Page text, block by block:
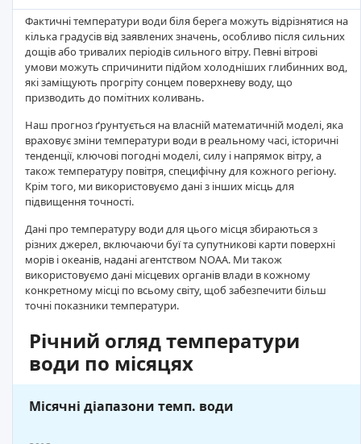
Фактичні температури води біля берега можуть відрізнятися на
кілька градусів від заявлених значень, особливо після сильних
дощів або тривалих періодів сильного вітру. Певні вітрові
умови можуть спричинити підйом холодніших глибинних вод,
які заміщують прогріту сонцем поверхневу воду, що
призводить до помітних коливань.
Наш прогноз ґрунтується на власній математичній моделі, яка
враховує зміни температури води в реальному часі, історичні
тенденції, ключові погодні моделі, силу і напрямок вітру, а
також температуру повітря, специфічну для кожного регіону.
Крім того, ми використовуємо дані з інших місць для
підвищення точності.
Дані про температуру води для цього місця збираються з
різних джерел, включаючи буї та супутникові карти поверхні
морів і океанів, надані агентством NOAA. Ми також
використовуємо дані місцевих органів влади в кожному
конкретному місці по всьому світу, щоб забезпечити більш
точні показники температури.
Річний огляд температури
води по місяцях
Місячні діапазони темп. води